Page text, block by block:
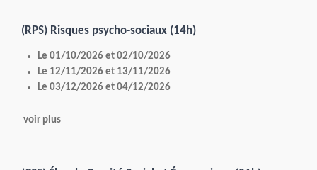
(RPS) Risques psycho-sociaux (14h)
Le 01/10/2026 et 02/10/2026
Le 12/11/2026 et 13/11/2026
Le 03/12/2026 et 04/12/2026
voir plus